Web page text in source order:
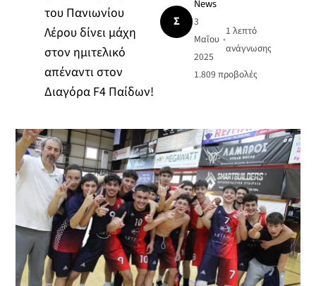
του Πανιωνίου
Λέρου δίνει μάχη
στον ημιτελικό
απέναντι στον
Διαγόρα F4 Παίδων!
Σ
News
3
Μαΐου
2025
•
1 λεπτό
ανάγνωσης
1.809 προβολές